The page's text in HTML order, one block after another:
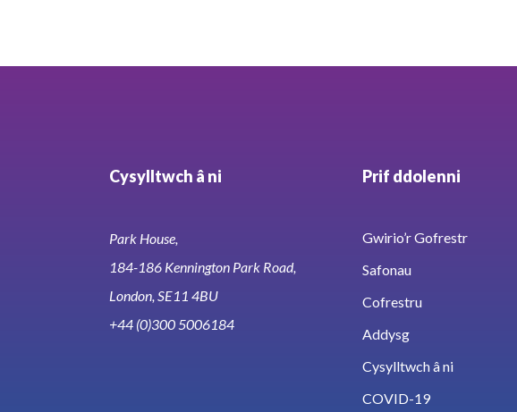
Cysylltwch â ni
Park House,
184-186 Kennington Park Road,
London, SE11 4BU
+44 (0)300 5006184
Prif ddolenni
Gwirio’r Gofrestr
Safonau
Cofrestru
Addysg
Cysylltwch â ni
COVID-19